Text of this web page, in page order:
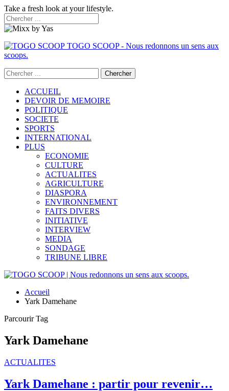
Take a fresh look at your lifestyle.
TOGO SCOOP - Nous redonnons un sens aux
scoops.
ACCUEIL
DEVOIR DE MEMOIRE
POLITIQUE
SOCIETE
SPORTS
INTERNATIONAL
PLUS
ECONOMIE
CULTURE
ACTUALITES
AGRICULTURE
DIASPORA
ENVIRONNEMENT
FAITS DIVERS
INITIATIVE
INTERVIEW
MEDIA
SONDAGE
TRIBUNE LIBRE
Accueil
Yark Damehane
Parcourir Tag
Yark Damehane
ACTUALITES
Yark Damehane : partir pour revenir…